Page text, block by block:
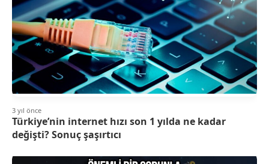
3 yıl önce
Türkiye’nin internet hızı son 1 yılda ne kadar
değişti? Sonuç şaşırtıcı